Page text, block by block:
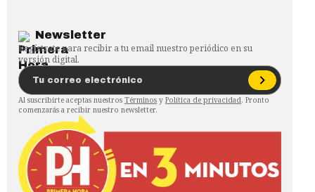
Newsletter
Regístrate para recibir a tu email nuestro periódico en su
versión digital.
Al suscribirte aceptas nuestros Términos y Política de privacidad. Pronto
comenzarás a recibir nuestro newsletter.